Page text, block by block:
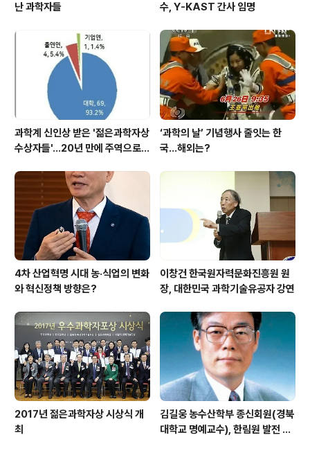
난 과학자들
수, Y-KAST 간사 임명
과학계 신인상 받은 '젊은과학자상
수상자들'…20년 만에 주역으로
‘과학의 날’ 기념행사 줄잇는 한
국…해외는?
4차 산업혁명 시대 농·식업의 변화
와 혁신정책 방향은?
이창건 한국원자력문화진흥원 원
장, 대한민국 과학기술유공자 강연
2017년 젊은과학자상 시상식 개
최
김길웅 농수산학부 종신회원(경북
대학교 명예교수), 한림원 발전 위